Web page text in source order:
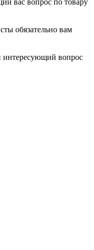
вас вопрос по товару
обязательно вам
интересующий вопрос